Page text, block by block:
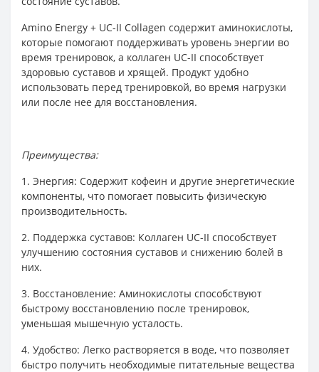
Amino Energy + UC-II Collagen содержит аминокислоты,
которые помогают поддерживать уровень энергии во
время тренировок, а коллаген UC-II способствует
здоровью суставов и хрящей. Продукт удобно
использовать перед тренировкой, во время нагрузки
или после нее для восстановления.
Преимущества:
1. Энергия: Содержит кофеин и другие энергетические
компоненты, что помогает повысить физическую
производительность.
2. Поддержка суставов: Коллаген UC-II способствует
улучшению состояния суставов и снижению болей в
них.
3. Восстановление: Аминокислоты способствуют
быстрому восстановлению после тренировок,
уменьшая мышечную усталость.
4. Удобство: Легко растворяется в воде, что позволяет
быстро получить необходимые питательные вещества